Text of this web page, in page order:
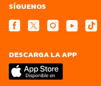
SÍGUENOS
DESCARGA LA APP